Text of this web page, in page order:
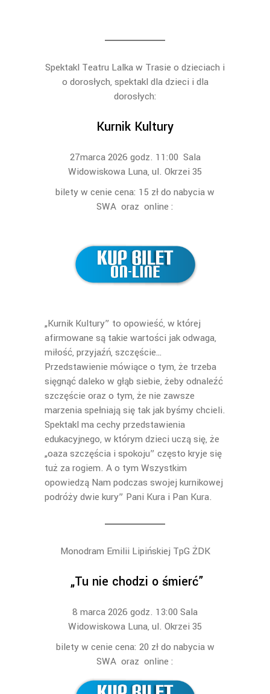
Spektakl Teatru Lalka w Trasie o dzieciach i
o dorosłych, spektakl dla dzieci i dla
dorosłych:
Kurnik Kultury
27marca 2026 godz. 11:00 Sala
Widowiskowa Luna, ul. Okrzei 35
bilety w cenie cena: 15 zł do nabycia w
SWA oraz online :
„Kurnik Kultury” to opowieść, w której
afirmowane są takie wartości jak odwaga,
miłość, przyjaźń, szczęście…
Przedstawienie mówiące o tym, że trzeba
sięgnąć daleko w głąb siebie, żeby odnaleźć
szczęście oraz o tym, że nie zawsze
marzenia spełniają się tak jak byśmy chcieli.
Spektakl ma cechy przedstawienia
edukacyjnego, w którym dzieci uczą się, że
„oaza szczęścia i spokoju” często kryje się
tuż za rogiem. A o tym Wszystkim
opowiedzą Nam podczas swojej kurnikowej
podróży dwie kury” Pani Kura i Pan Kura.
Monodram Emilii Lipińskiej TpG ŻDK
„Tu nie chodzi o śmierć”
8 marca 2026 godz. 13:00 Sala
Widowiskowa Luna, ul. Okrzei 35
bilety w cenie cena: 20 zł do nabycia w
SWA oraz online :